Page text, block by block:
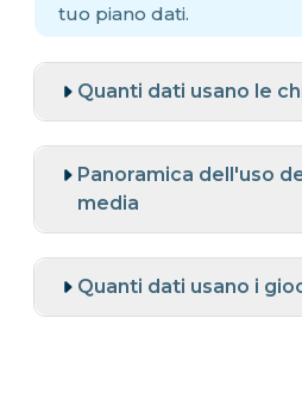
tuo piano dati.
Quanti dati usano le
Panoramica dell'uso
media
Quanti dati usano i